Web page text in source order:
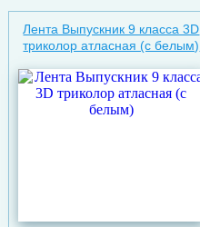
Лента Выпускник 9 класса 3D
триколор атласная (c белым)